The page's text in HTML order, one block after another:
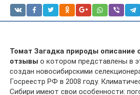
Томат Загадка природы описание
отзывы о котором представлены в
создан новосибирскими
Госреестр РФ в 2008 году.
Сибири имеют свои особенности: